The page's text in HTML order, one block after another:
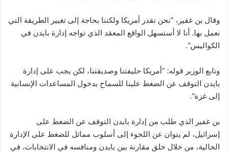
وقال بن غفير، “نحن نقدر أمريكا ولكننا بحاجة إلى تغيير الطريقة التي
نعمل بها. أنا لا أستسهل الواقع المعقد الذي تواجه إدارة بايدن في
الكواليس“.
وتابع الوزير قوله: “أمريكا حليفتنا وصديقتنا، لكن يجب على إدارة
بايدن التوقف عن الضغط علينا للسماح بدخول المساعدات الإنسانية
إلى غزة“.
بن غفير الذي طلب من إدارة بايدن التوقف عن الضغط على
إسرائيل، لم يتوان عن اللجوء إلى أسلوب مماثل للضغط على الإدارة
الحالية، من خلال خلق مقارنة بين بايدن ومنافسه في الانتخابات، في